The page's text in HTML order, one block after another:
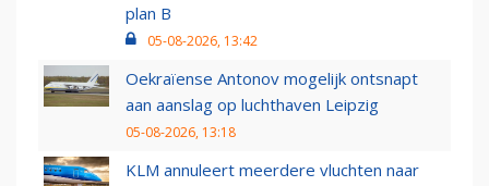
plan B
05-08-2026, 13:42
Oekraïense Antonov mogelijk ontsnapt
aan aanslag op luchthaven Leipzig
05-08-2026, 13:18
KLM annuleert meerdere vluchten naar